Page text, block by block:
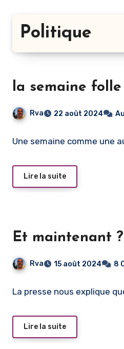
Politique
la semaine
Rva 22 août 2024
Une semaine comme une
Lire la suite
Et maintenant
Rva 15 août 2024 8
La presse nous explique
Lire la suite